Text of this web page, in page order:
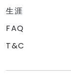
生涯
FAQ
T&C